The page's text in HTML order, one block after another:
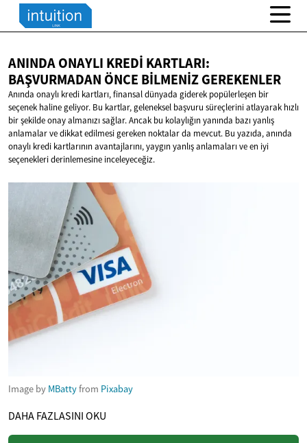
ANINDA ONAYLI KREDI KARTLARI:
BAŞVURMADAN ÖNCE BILMENIZ GEREKENLER
Anında onaylı kredi kartları, finansal dünyada giderek popülerleşen bir
seçenek haline geliyor. Bu kartlar, geleneksel başvuru süreçlerini atlayarak hızlı
bir şekilde onay almanızı sağlar. Ancak bu kolaylığın yanında bazı yanlış
anlamalar ve dikkat edilmesi gereken noktalar da mevcut. Bu yazıda, anında
onaylı kredi kartlarının avantajlarını, yaygın yanlış anlamaları ve en iyi
seçenekleri derinlemesine inceleyeceğiz.
Image by MBattyfrom Pixabay
DAHA FAZLASINI OKU